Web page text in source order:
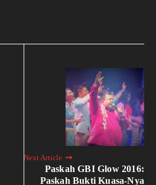
Next Article
Paskah GBI Glow 2016:
Paskah Bukti Kuasa-Nya